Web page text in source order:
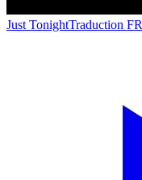
Just TonightTraduction FR